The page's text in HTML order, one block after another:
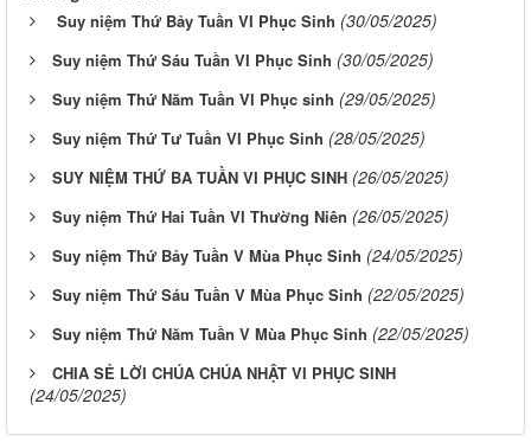
Suy niệm Thứ Bảy Tuần VI Phục Sinh (30/05/2025)
Suy niệm Thứ Sáu Tuần VI Phục Sinh (30/05/2025)
Suy niệm Thứ Năm Tuần VI Phục sinh (29/05/2025)
Suy niệm Thứ Tư Tuần VI Phục Sinh (28/05/2025)
SUY NIỆM THỨ BA TUẦN VI PHỤC SINH (26/05/2025)
Suy niệm Thứ Hai Tuần VI Thường Niên (26/05/2025)
Suy niệm Thứ Bảy Tuần V Mùa Phục Sinh (24/05/2025)
Suy niệm Thứ Sáu Tuần V Mùa Phục Sinh (22/05/2025)
Suy niệm Thứ Năm Tuần V Mùa Phục Sinh (22/05/2025)
CHIA SẺ LỜI CHÚA CHÚA NHẬT VI PHỤC SINH
(24/05/2025)